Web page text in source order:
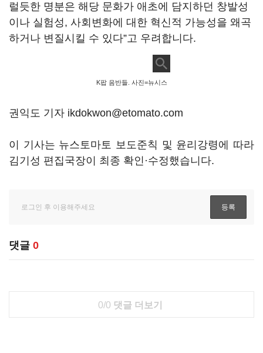
럴듯한 명분은 해당 문화가 애초에 담지하던 창발성
이나 실험성, 사회변화에 대한 혁신적 가능성을 왜곡
하거나 변질시킬 수 있다”고 우려합니다.
K팝 음반들. 사진=뉴시스
권익도 기자 ikdokwon@etomato.com
이 기사는 뉴스토마토 보도준칙 및 윤리강령에 따라
김기성 편집국장이 최종 확인·수정했습니다.
댓글 0
0/0 댓글 더보기